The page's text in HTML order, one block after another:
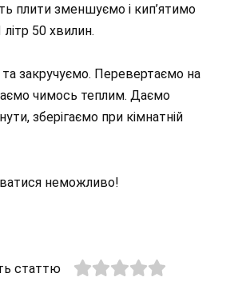
плити зменшуємо і кип’ятимо
50 хвилин.
закручуємо. Перевертаємо на
чимось теплим. Даємо
зберігаємо при кімнатній
неможливо!
статтю